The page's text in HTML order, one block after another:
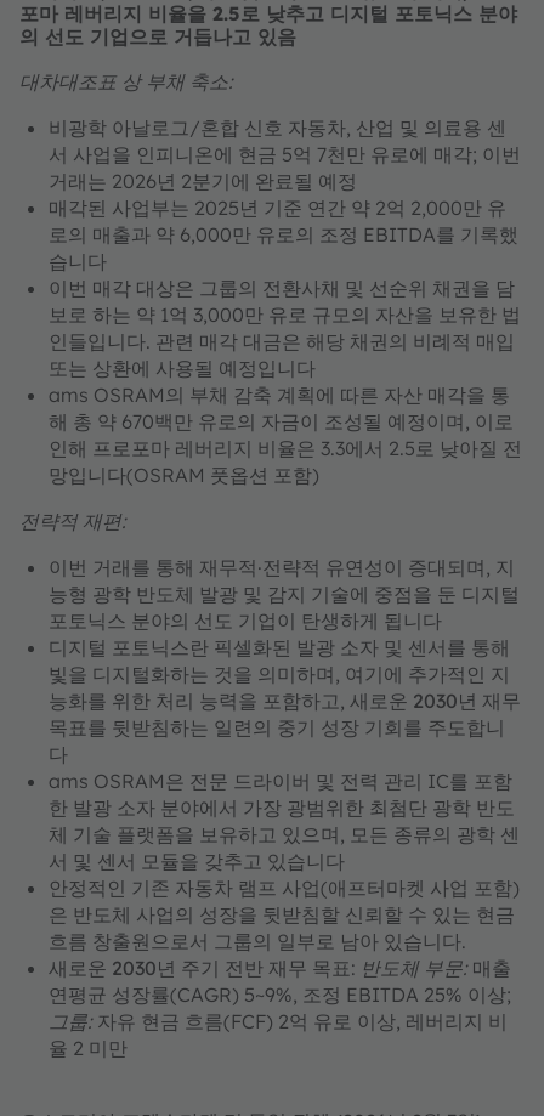
포마 레버리지 비율을 2.5로 낮추고 디지털 포토닉스 분야
의 선도 기업으로 거듭나고 있음
대차대조표 상 부채 축소:
비광학 아날로그/혼합 신호 자동차, 산업 및 의료용 센
서 사업을 인피니온에 현금 5억 7천만 유로에 매각; 이번
거래는 2026년 2분기에 완료될 예정
매각된 사업부는 2025년 기준 연간 약 2억 2,000만 유
로의 매출과 약 6,000만 유로의 조정 EBITDA를 기록했
습니다
이번 매각 대상은 그룹의 전환사채 및 선순위 채권을 담
보로 하는 약 1억 3,000만 유로 규모의 자산을 보유한 법
인들입니다. 관련 매각 대금은 해당 채권의 비례적 매입
또는 상환에 사용될 예정입니다
ams OSRAM의 부채 감축 계획에 따른 자산 매각을 통
해 총 약 670백만 유로의 자금이 조성될 예정이며, 이로
인해 프로포마 레버리지 비율은 3.3에서 2.5로 낮아질 전
망입니다(OSRAM 풋옵션 포함)
전략적 재편:
이번 거래를 통해 재무적·전략적 유연성이 증대되며, 지
능형 광학 반도체 발광 및 감지 기술에 중점을 둔 디지털
포토닉스 분야의 선도 기업이 탄생하게 됩니다
디지털 포토닉스란 픽셀화된 발광 소자 및 센서를 통해
빛을 디지털화하는 것을 의미하며, 여기에 추가적인 지
능화를 위한 처리 능력을 포함하고, 새로운 2030년 재무
목표를 뒷받침하는 일련의 중기 성장 기회를 주도합니
다
ams OSRAM은 전문 드라이버 및 전력 관리 IC를 포함
한 발광 소자 분야에서 가장 광범위한 최첨단 광학 반도
체 기술 플랫폼을 보유하고 있으며, 모든 종류의 광학 센
서 및 센서 모듈을 갖추고 있습니다
안정적인 기존 자동차 램프 사업(애프터마켓 사업 포함)
은 반도체 사업의 성장을 뒷받침할 신뢰할 수 있는 현금
흐름 창출원으로서 그룹의 일부로 남아 있습니다.
새로운 2030년 주기 전반 재무 목표: 반도체 부문:매출
연평균 성장률(CAGR) 5~9%, 조정 EBITDA 25% 이상;
그룹:자유 현금 흐름(FCF) 2억 유로 이상, 레버리지 비
율 2 미만